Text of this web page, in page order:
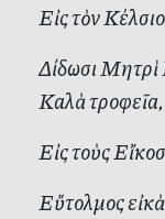
Εἰς τὸν
Δίδωσι Μητρὶ
Καλὰ
Εἰς τοὺς
Εὔτολμος